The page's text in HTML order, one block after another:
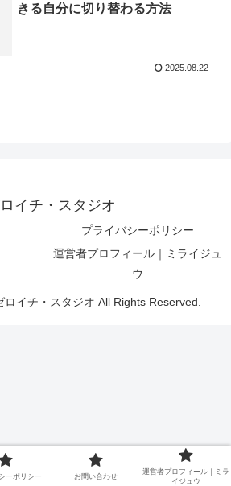
きる自分に切り替わる方法
2025.08.22
イチ・スタジオ
プライバシーポリシー
運営者プロフィール｜ミライジュ
ウ
イチ・スタジオ All Rights Reserved.
ーポリシー お問い合わせ
運営者プロフィール｜ミラ
イジュウ